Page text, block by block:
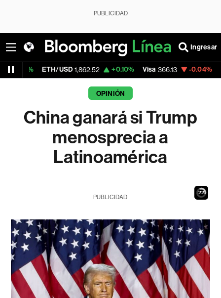
PUBLICIDAD
Ingresar
1,862.52 +0.10% Visa 366.13 -0.04% MercadoLibre
OPINIÓN
China ganará si Trump
menosprecia a
Latinoamérica
21
PUBLICIDAD